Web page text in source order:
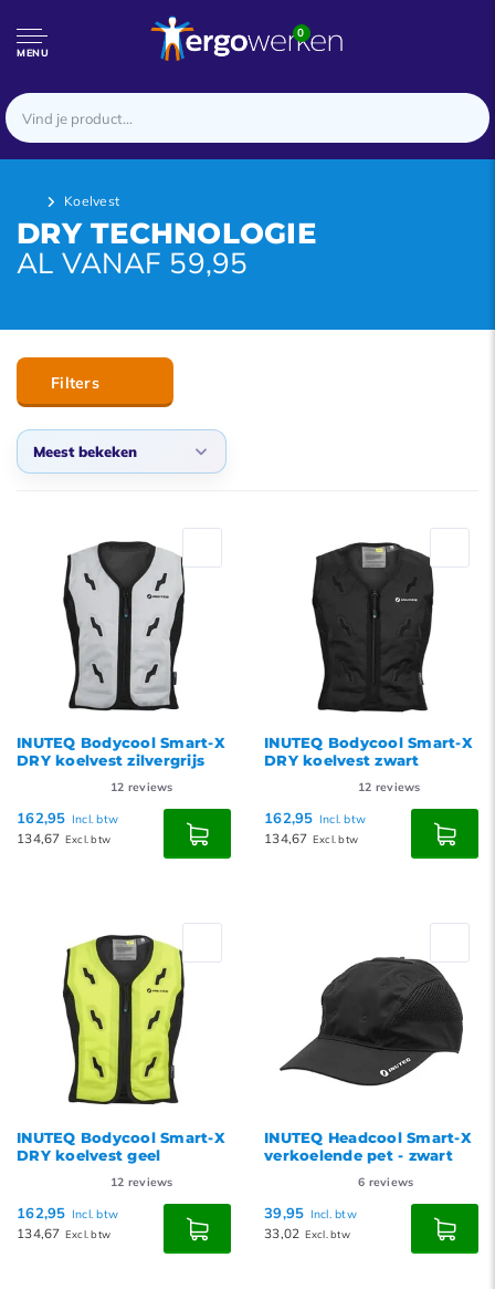
MENU
0
Koelvest
DRY TECHNOLOGIE
AL VANAF 59,95
Filters
Meest bekeken
Nieuwste producten
Laagste prijs
Hoogste prijs
INUTEQ Bodycool Smart-X
DRY koelvest zilvergrijs
12 reviews
162,95 Incl. btw
134,67 Excl. btw
INUTEQ Bodycool Smart-X
DRY koelvest zwart
12 reviews
162,95 Incl. btw
134,67 Excl. btw
INUTEQ Bodycool Smart-X
DRY koelvest geel
12 reviews
162,95 Incl. btw
134,67 Excl. btw
INUTEQ Headcool Smart-X
verkoelende pet - zwart
6 reviews
39,95 Incl. btw
33,02 Excl. btw